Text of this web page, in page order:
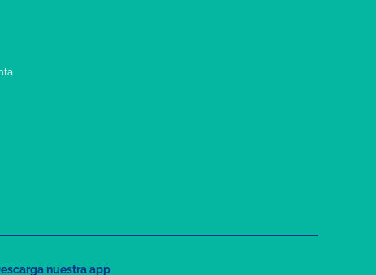
nuestra app